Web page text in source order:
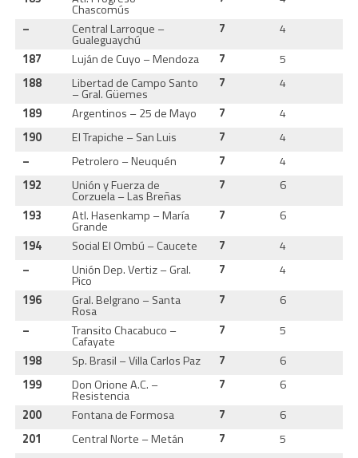
Chascomús
–
Central Larroque –
Gualeguaychú
7 4
187
Luján de Cuyo – Mendoza 7 5
188
Libertad de Campo Santo
– Gral. Güemes
7 4
189
Argentinos – 25 de Mayo 7 4
190
El Trapiche – San Luis 7 4
–
Petrolero – Neuquén 7 4
192
Unión y Fuerza de
Corzuela – Las Breñas
7 6
193
Atl. Hasenkamp – María
Grande
7 6
194
Social El Ombú – Caucete 7 4
–
Unión Dep. Vertiz – Gral.
Pico
7 4
196
Gral. Belgrano – Santa
Rosa
7 6
–
Transito Chacabuco –
Cafayate
7 5
198
Sp. Brasil – Villa Carlos Paz 7 6
199
Don Orione A.C. –
Resistencia
7 6
200
Fontana de Formosa 7 6
201
Central Norte – Metán 7 5